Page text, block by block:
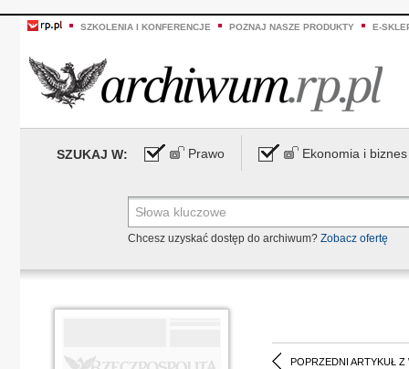
SZKOLENIA I KONFERENCJE POZNAJ NASZE PRODUKTY E-
SZUKAJ W: Prawo Ekonomia i biznes
Chcesz uzyskać dostęp do archiwum? Zobacz ofertę
POPRZEDNI ARTYKUŁ Z